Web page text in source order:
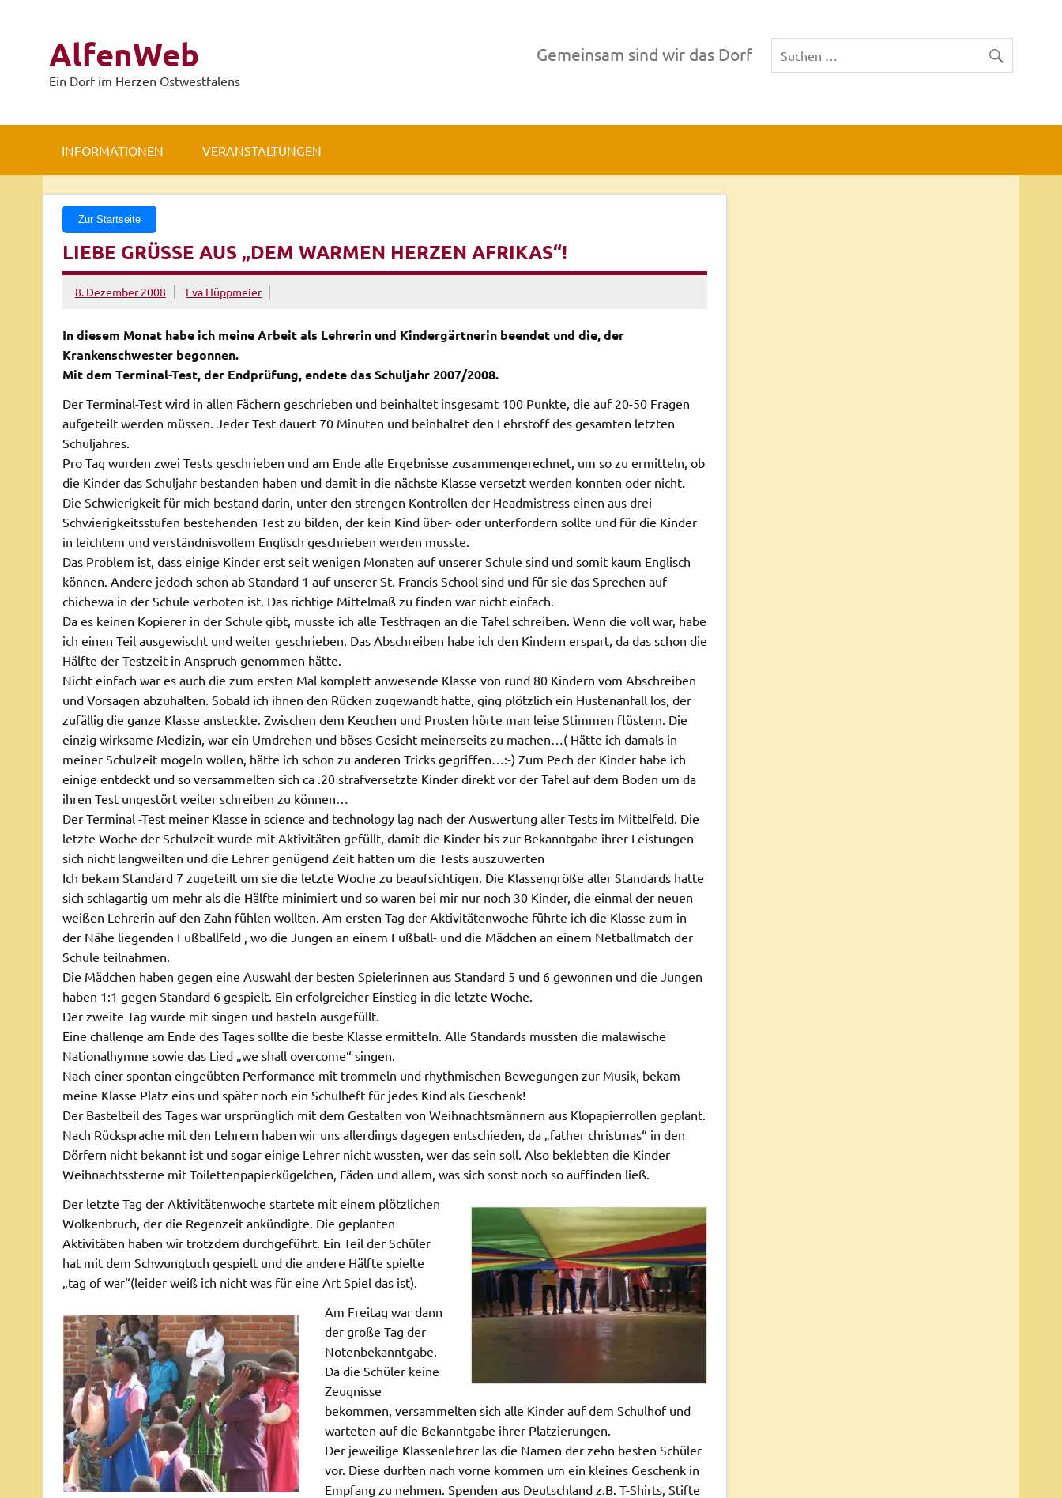
AlfenWeb
Ein Dorf im Herzen Ostwestfalens
Gemeinsam sind wir das Dorf
INFORMATIONEN VERANSTALTUNGEN
Zur Startseite
LIEBE GRÜSSE AUS „DEM WARMEN HERZEN AFRIKAS“!
8. Dezember 2008 Eva Hüppmeier
In diesem Monat habe ich meine Arbeit als Lehrerin und Kindergärtnerin beendet und die, der
Krankenschwester begonnen.
Mit dem Terminal-Test, der Endprüfung, endete das Schuljahr 2007/2008.
Der Terminal-Test wird in allen Fächern geschrieben und beinhaltet insgesamt 100 Punkte, die auf 20-50 Fragen
aufgeteilt werden müssen. Jeder Test dauert 70 Minuten und beinhaltet den Lehrstoff des gesamten letzten
Schuljahres.
Pro Tag wurden zwei Tests geschrieben und am Ende alle Ergebnisse zusammengerechnet, um so zu ermitteln, ob
die Kinder das Schuljahr bestanden haben und damit in die nächste Klasse versetzt werden konnten oder nicht.
Die Schwierigkeit für mich bestand darin, unter den strengen Kontrollen der Headmistress einen aus drei
Schwierigkeitsstufen bestehenden Test zu bilden, der kein Kind über- oder unterfordern sollte und für die Kinder
in leichtem und verständnisvollem Englisch geschrieben werden musste.
Das Problem ist, dass einige Kinder erst seit wenigen Monaten auf unserer Schule sind und somit kaum Englisch
können. Andere jedoch schon ab Standard 1 auf unserer St. Francis School sind und für sie das Sprechen auf
chichewa in der Schule verboten ist. Das richtige Mittelmaß zu finden war nicht einfach.
Da es keinen Kopierer in der Schule gibt, musste ich alle Testfragen an die Tafel schreiben. Wenn die voll war, habe
ich einen Teil ausgewischt und weiter geschrieben. Das Abschreiben habe ich den Kindern erspart, da das schon die
Hälfte der Testzeit in Anspruch genommen hätte.
Nicht einfach war es auch die zum ersten Mal komplett anwesende Klasse von rund 80 Kindern vom Abschreiben
und Vorsagen abzuhalten. Sobald ich ihnen den Rücken zugewandt hatte, ging plötzlich ein Hustenanfall los, der
zufällig die ganze Klasse ansteckte. Zwischen dem Keuchen und Prusten hörte man leise Stimmen flüstern. Die
einzig wirksame Medizin, war ein Umdrehen und böses Gesicht meinerseits zu machen…( Hätte ich damals in
meiner Schulzeit mogeln wollen, hätte ich schon zu anderen Tricks gegriffen…:-) Zum Pech der Kinder habe ich
einige entdeckt und so versammelten sich ca .20 strafversetzte Kinder direkt vor der Tafel auf dem Boden um da
ihren Test ungestört weiter schreiben zu können…
Der Terminal -Test meiner Klasse in science and technology lag nach der Auswertung aller Tests im Mittelfeld. Die
letzte Woche der Schulzeit wurde mit Aktivitäten gefüllt, damit die Kinder bis zur Bekanntgabe ihrer Leistungen
sich nicht langweilten und die Lehrer genügend Zeit hatten um die Tests auszuwerten
Ich bekam Standard 7 zugeteilt um sie die letzte Woche zu beaufsichtigen. Die Klassengröße aller Standards hatte
sich schlagartig um mehr als die Hälfte minimiert und so waren bei mir nur noch 30 Kinder, die einmal der neuen
weißen Lehrerin auf den Zahn fühlen wollten. Am ersten Tag der Aktivitätenwoche führte ich die Klasse zum in
der Nähe liegenden Fußballfeld , wo die Jungen an einem Fußball- und die Mädchen an einem Netballmatch der
Schule teilnahmen.
Die Mädchen haben gegen eine Auswahl der besten Spielerinnen aus Standard 5 und 6 gewonnen und die Jungen
haben 1:1 gegen Standard 6 gespielt. Ein erfolgreicher Einstieg in die letzte Woche.
Der zweite Tag wurde mit singen und basteln ausgefüllt.
Eine challenge am Ende des Tages sollte die beste Klasse ermitteln. Alle Standards mussten die malawische
Nationalhymne sowie das Lied „we shall overcome“ singen.
Nach einer spontan eingeübten Performance mit trommeln und rhythmischen Bewegungen zur Musik, bekam
meine Klasse Platz eins und später noch ein Schulheft für jedes Kind als Geschenk!
Der Bastelteil des Tages war ursprünglich mit dem Gestalten von Weihnachtsmännern aus Klopapierrollen geplant.
Nach Rücksprache mit den Lehrern haben wir uns allerdings dagegen entschieden, da „father christmas“ in den
Dörfern nicht bekannt ist und sogar einige Lehrer nicht wussten, wer das sein soll. Also beklebten die Kinder
Weihnachtssterne mit Toilettenpapierkügelchen, Fäden und allem, was sich sonst noch so auffinden ließ.
Der letzte Tag der Aktivitätenwoche startete mit einem plötzlichen
Wolkenbruch, der die Regenzeit ankündigte. Die geplanten
Aktivitäten haben wir trotzdem durchgeführt. Ein Teil der Schüler
hat mit dem Schwungtuch gespielt und die andere Hälfte spielte
„tag of war“(leider weiß ich nicht was für eine Art Spiel das ist).
Am Freitag war dann
der große Tag der
Notenbekanntgabe.
Da die Schüler keine
Zeugnisse
bekommen, versammelten sich alle Kinder auf dem Schulhof und
warteten auf die Bekanntgabe ihrer Platzierungen.
Der jeweilige Klassenlehrer las die Namen der zehn besten Schüler
vor. Diese durften nach vorne kommen um ein kleines Geschenk in
Empfang zu nehmen. Spenden aus Deutschland z.B. T-Shirts, Stifte